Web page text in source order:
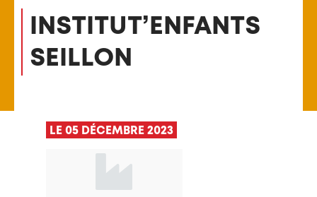
INSTITUT’ENFANTS
SEILLON
LE 05 DÉCEMBRE 2023